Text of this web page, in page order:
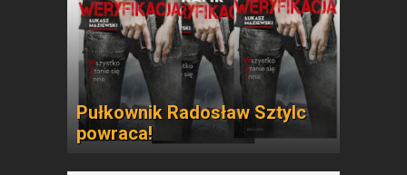
Pułkownik Radosław Sztylc
powraca!